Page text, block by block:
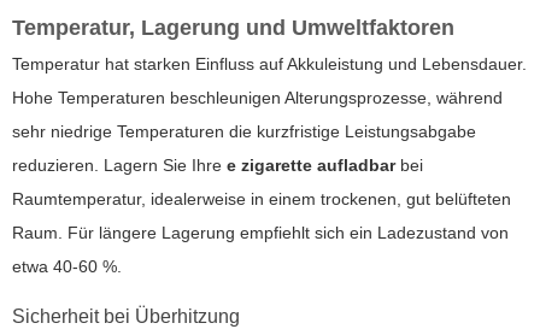
Temperatur, Lagerung und Umweltfaktoren
Temperatur hat starken Einfluss auf Akkuleistung und Lebensdauer.
Hohe Temperaturen beschleunigen Alterungsprozesse, während
sehr niedrige Temperaturen die kurzfristige Leistungsabgabe
reduzieren. Lagern Sie Ihre e zigarette aufladbarbei
Raumtemperatur, idealerweise in einem trockenen, gut belüfteten
Raum. Für längere Lagerung empfiehlt sich ein Ladezustand von
etwa 40-60 %.
Sicherheit bei Überhitzung